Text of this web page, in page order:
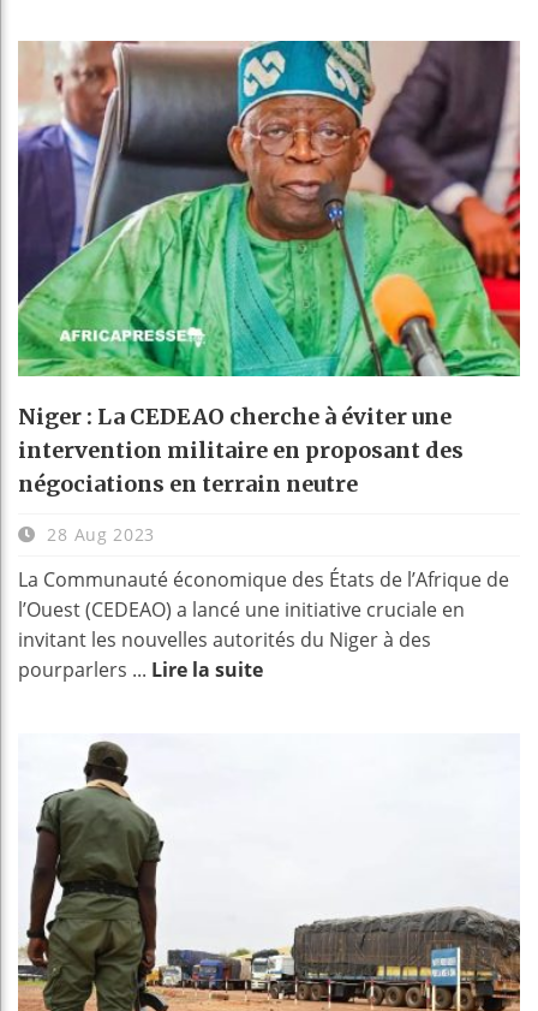
Niger : La CEDEAO cherche à éviter une
intervention militaire en proposant des
négociations en terrain neutre
28 Aug 2023
La Communauté économique des États de l’Afrique de
l’Ouest (CEDEAO) a lancé une initiative cruciale en
invitant les nouvelles autorités du Niger à des
pourparlers ... Lire la suite